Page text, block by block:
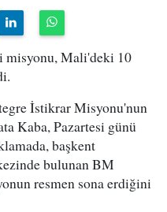
Mali'deki 10
İstikrar Misyonu'nun
Kaba, Pazartesi günü
başkent
bulunan BM
resmen sona erdiğini